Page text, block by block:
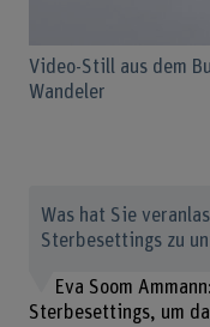
Video-Still aus dem
Wandeler
Was hat Sie
Sterbesettings zu
Eva Soom
Sterbesettings, um